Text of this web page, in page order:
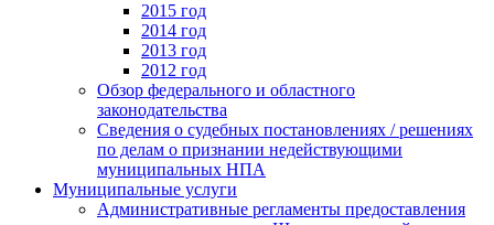
2015 год
2014 год
2013 год
2012 год
Обзор федерального и областного
законодательства
Сведения о судебных постановлениях / решениях
по делам о признании недействующими
муниципальных НПА
Муниципальные услуги
Административные регламенты предоставления